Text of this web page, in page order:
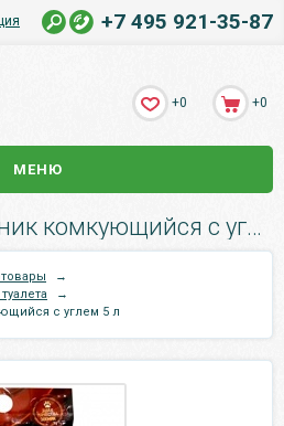
+7 495 921-35-87
+0 +0
МЕНЮ
Наполнитель Зооник комкующийся с углем 5 л.
→
→
с углем 5 л